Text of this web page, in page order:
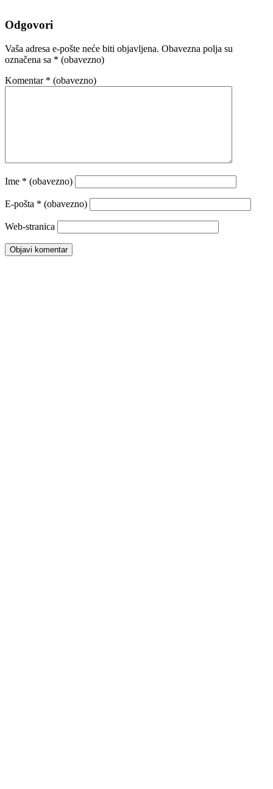
Odgovori
Vaša adresa e-pošte neće biti objavljena. Obavezna polja su
označena sa * (obavezno)
Komentar * (obavezno)
Ime * (obavezno)
E-pošta * (obavezno)
Web-stranica